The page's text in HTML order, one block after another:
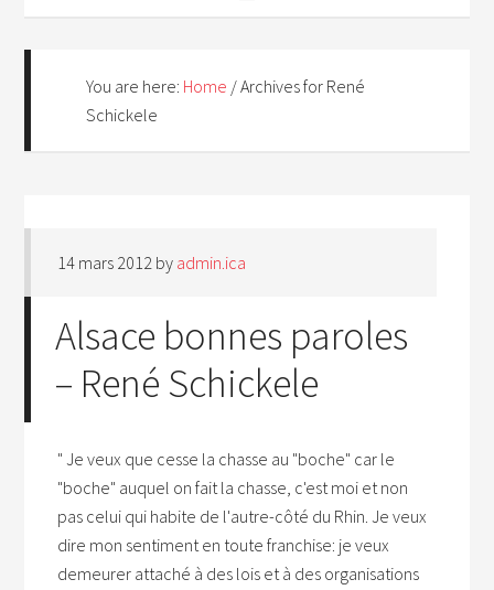
You are here: Home /Archives for René
Schickele
14 mars 2012 by admin.ica
Alsace bonnes paroles
– René Schickele
" Je veux que cesse la chasse au "boche" car le
"boche" auquel on fait la chasse, c'est moi et non
pas celui qui habite de l'autre-côté du Rhin. Je veux
dire mon sentiment en toute franchise: je veux
demeurer attaché à des lois et à des organisations